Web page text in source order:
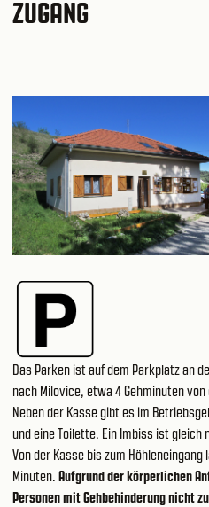
ZUGANG
Das Parken ist auf dem Parkplatz an
nach Milovice, etwa 4 Gehminuten
Neben der Kasse gibt es im
und eine Toilette. Ein Imbiss ist gleich
Von der Kasse bis zum
Minuten. Aufgrund der körperlichen
Personen mit Gehbehinderung nicht